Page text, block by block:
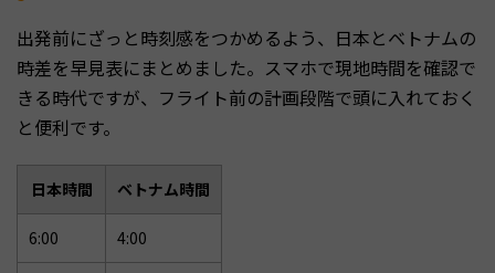
出発前にざっと時刻感をつかめるよう、日本とベトナムの
時差を早見表にまとめました。スマホで現地時間を確認で
きる時代ですが、フライト前の計画段階で頭に入れておく
と便利です。
日本時間 ベトナム時間
6:00 4:00